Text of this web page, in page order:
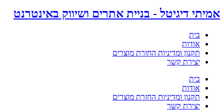
אמיתי דיגיטל - בניית אתרים ושיווק באינטרנט
בית
אודות
תקנון ומדיניות החזרת מוצרים
יצירת קשר
בית
אודות
תקנון ומדיניות החזרת מוצרים
יצירת קשר